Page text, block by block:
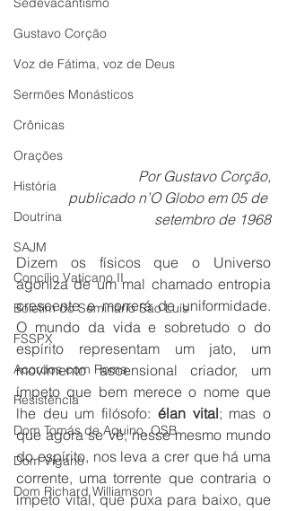
Gustavo Corção
Voz de Fátima, voz de Deus
Sermões Monásticos
Crônicas
Orações
História
Doutrina
SAJM
Concílio Vaticano II
Boletim do Seminário São Luís
FSSPX
Acordos com Roma
Resistência
Dom Tomás de Aquino, OSB
Dom Viganò
Dom Richard Williamson
Por Gustavo Corção,
setembro de 1968
Dizem os físicos que o Universo
agoniza de um mal chamado entropia
crescente e morrerá de uniformidade.
O mundo da vida e sobretudo o do
espírito representam um jato, um
movimento ascensional criador, um
ímpeto que bem merece o nome que
lhe deu um filósofo: élan vital; mas o
que agora se vê, nesse mesmo mundo
do espírito, nos leva a crer que há uma
corrente, uma torrente que contraria o
ímpeto vital, que puxa para baixo, que